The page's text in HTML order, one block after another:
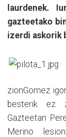
laurdenek.
gazteetako
izerdi askorik
zionGomez
besterik ez
Gazteetan
Merino